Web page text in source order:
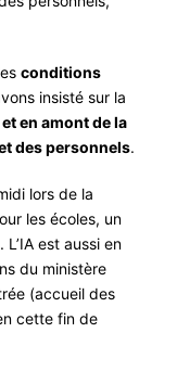
conditions
insisté sur la
en amontde la
des personnels.
lors de la
les écoles, un
est aussi en
du ministère
(accueil des
cette fin de